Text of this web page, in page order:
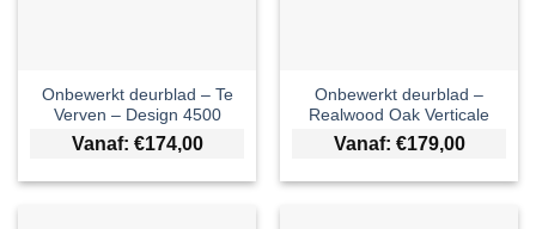
Onbewerkt deurblad – Te
Verven – Design 4500
Vanaf: €174,00
Onbewerkt deurblad –
Realwood Oak Verticale
Vanaf: €179,00